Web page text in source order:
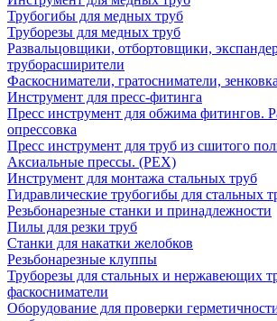
Трубогибы для медных труб
Труборезы для медных труб
Развальцовщики, отбортовщики,
труборасширители
Фаскосниматели, гратосниматели, зенковка
Инструмент для пресс-фитинга
Пресс инструмент для обжима фитингов.
опрессовка
Пресс инструмент для труб из сшитого
Аксиальные прессы. (PEX)
Инструмент для монтажа стальных труб
Гидравлические трубогибы для стальных
Резьбонарезные станки и принадлежности
Пилы для резки труб
Станки для накатки желобков
Резьбонарезные клуппы
Труборезы для стальных и нержавеющих
фаскосниматели
Оборудование для проверки